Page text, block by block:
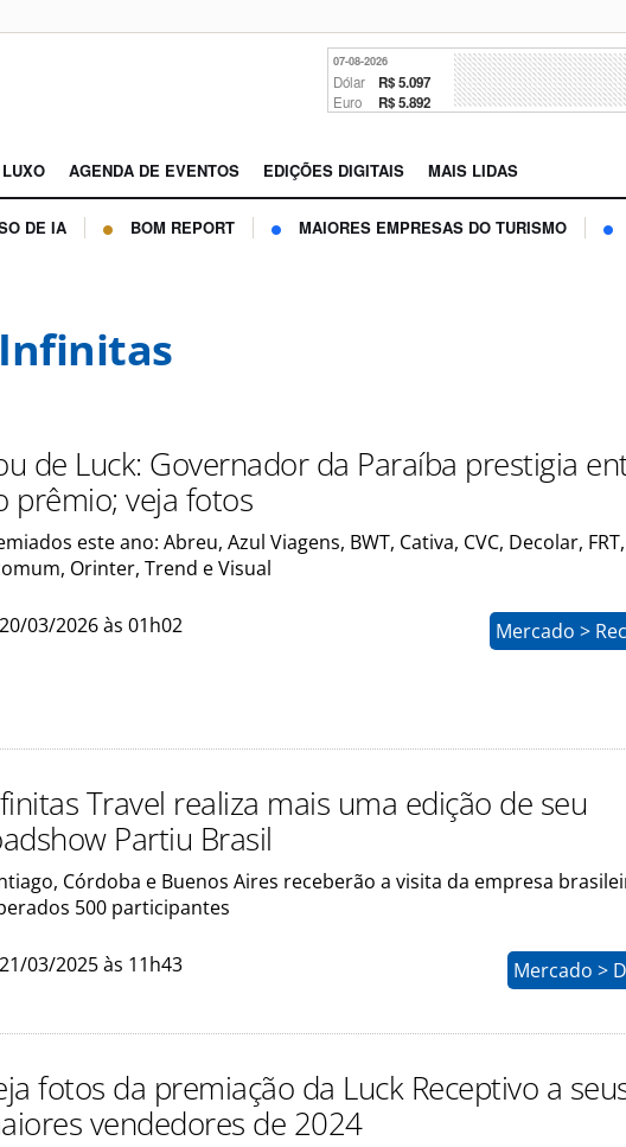
07-08-2026
Dólar R$ 5.097
Euro R$ 5.892
LUXO AGENDA DE EVENTOS EDIÇÕES DIGITAIS MAIS LIDAS
DE IA BOM REPORT MAIORES EMPRESAS DO TURISMO
Infinitas
de Luck: Governador da Paraíba prestigia
prêmio; veja fotos
este ano: Abreu, Azul Viagens, BWT, Cativa, CVC, Decolar, FRT,
Orinter, Trend e Visual
20/03/2026 às 01h02 Mercado >
Travel realiza mais uma edição de seu
Partiu Brasil
Córdoba e Buenos Aires receberão a visita da empresa
500 participantes
21/03/2025 às 11h43 Mercado >
fotos da premiação da Luck Receptivo a
vendedores de 2024